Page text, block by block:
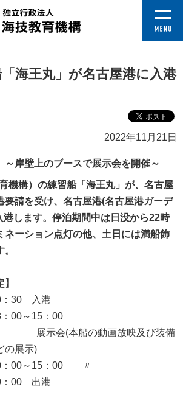
海王丸」が名古屋港に入港
2022年11月21日
ースで展示会を開催～
機構）の練習船「海王丸」が、名古屋
要請を受け、名古屋港(名古屋港ガーデ
港します。停泊期間中は日没から22時
ネーション点灯の他、土日には満船飾
：30 入港
：00～15：00
の動画放映及び装備
の展示)
：00～15：00 〃
：00 出港